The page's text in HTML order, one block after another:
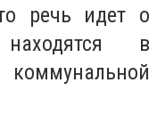
речь идет о
в